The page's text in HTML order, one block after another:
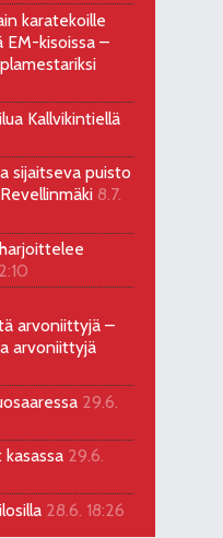
karatekoille
kisoissa –
Kallvikintiellä
sijaitseva puisto
8.7.
arvoniittyjä –
arvoniittyjä
29.6.
29.6.
28.6. 18:26